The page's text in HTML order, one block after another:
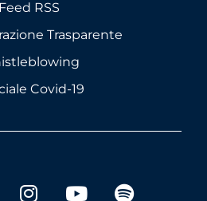
Feed RSS
Trasparente
Covid-19
instagram
youtubespotify